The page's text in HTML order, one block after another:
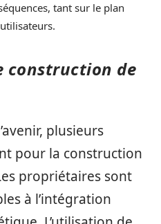
tant sur le plan
construction de
plusieurs
pour la construction
propriétaires sont
à l’intégration